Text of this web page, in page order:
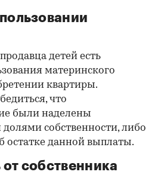
детей есть
материнского
квартиры.
что
были наделены
собственности, либо
остатке данной выплаты.
собственника